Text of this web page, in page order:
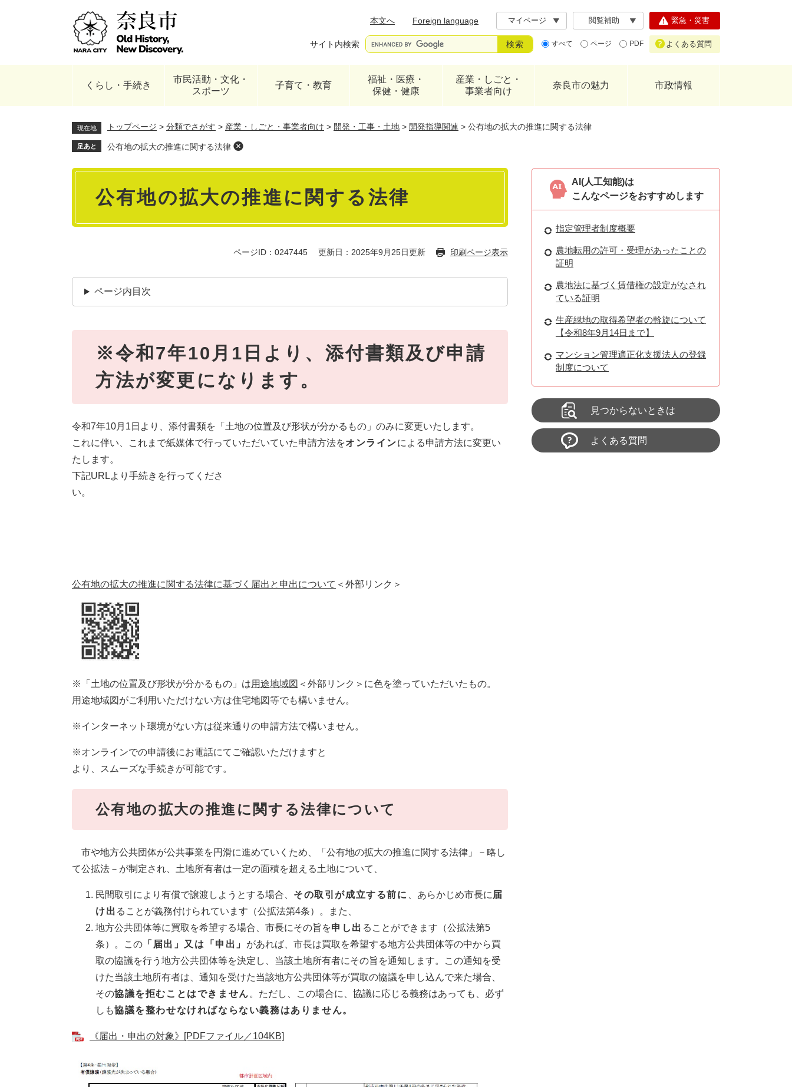
本文へ
Foreign language マイページ 閲覧補助
サイト内検索 すべて ページ PDF
緊急・災害
よくある質問
くらし・手続き
市民活動・文化・
スポーツ
子育て・教育
福祉・医療・
保健・健康
産業・しごと・
事業者向け
奈良市の魅力 市政情報
現在地 トップページ > 分類でさがす > 産業・しごと・事業者向け > 開発・工事・土地 > 開発指導関連 > 公有地の拡大の推進に関する法律
足あと 公有地の拡大の推進に関する法律
本
公有地の拡大の推進に関する法律
ページID：0247445 更新日：2025年9月25日更新 印刷ページ表示
ページ内目次
※令和7年10月1日より、添付書類及び申請
方法が変更になります。
令和7年10月1日より、添付書類を「土地の位置及び形状が分かるもの」のみに変更いたします。
これに伴い、これまで紙媒体で行っていただいていた申請方法をオンラインによる申請方法に変更い
たします。
​下記URLより手続きを行ってくださ
い。
公有地の拡大の推進に関する法律に基づく届出と申出について ＜外部リンク＞
※「土地の位置及び形状が分かるもの」は用途地域図 ＜外部リンク＞ に色を塗っていただいたもの。
用途地域図がご利用いただけない方は住宅地図等でも構いません。
※インターネット環境がない方は従来通りの申請方法で構いません。
※オンラインでの申請後にお電話にてご確認いただけますと
より、スムーズな手続きが可能です。
公有地の拡大の推進に関する法律について
市や地方公共団体が公共事業を円滑に進めていくため、「公有地の拡大の推進に関する法律」－略し
て公拡法－が制定され、土地所有者は一定の面積を超える土地について、
民間取引により有償で譲渡しようとする場合、 その取引が成立する前に 、あらかじめ市長に 届
け出 ることが義務付けられています（公拡法第4条）。また、
地方公共団体等に買取を希望する場合、市長にその旨を申し出 ることができます（公拡法第5
条）。この 「届出」又は「申出」 があれば、市長は買取を希望する地方公共団体等の中から買
取の協議を行う地方公共団体等を決定し、当該土地所有者にその旨を通知します。この通知を受
けた当該土地所有者は、通知を受けた当該地方公共団体等が買取の協議を申し込んで来た場合、
その協議を拒むことはできません 。ただし、この場合に、協議に応じる義務はあっても、必ず
しも協議を整わせなければならない義務はありません。
《届出・申出の対象》[PDFファイル／104KB]
AI(人工知能)は
こんなページをおすすめします
指定管理者制度概要
農地転用の許可・受理があったことの
証明
農地法に基づく賃借権の設定がなされ
ている証明
生産緑地の取得希望者の斡旋について
【令和8年9月14日まで】
マンション管理適正化支援法人の登録
制度について
見つからないときは
よくある質問